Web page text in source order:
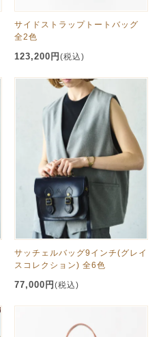
サイドストラップトートバッグ
全2色
123,200円(税込)
サッチェルバッグ9インチ(グレイ
スコレクション) 全6色
77,000円(税込)